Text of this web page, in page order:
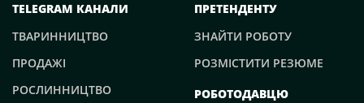
TELEGRAM КАНАЛИ
ТВАРИННИЦТВО
ПРОДАЖІ
РОСЛИННИЦТВО
ПРЕТЕНДЕНТУ
ЗНАЙТИ РОБОТУ
РОЗМІСТИТИ РЕЗЮМЕ
РОБОТОДАВЦЮ